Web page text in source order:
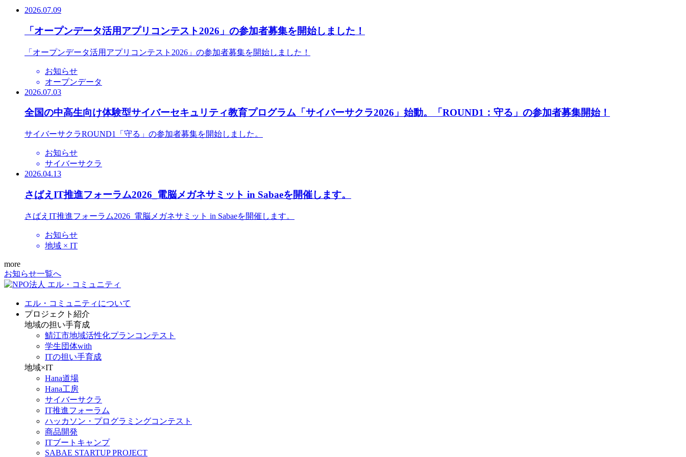
2026.07.09
「オープンデータ活用アプリコンテスト2026」の参加者募集を開始しました！
「オープンデータ活用アプリコンテスト2026」の参加者募集を開始しました！
お知らせ
オープンデータ
2026.07.03
全国の中高生向け体験型サイバーセキュリティ教育プログラム「サイバーサクラ2026」始動。「ROUND1：守る」の参加者募集開始！
サイバーサクラROUND1「守る」の参加者募集を開始しました。
お知らせ
サイバーサクラ
2026.04.13
さばえIT推進フォーラム2026_電脳メガネサミット in Sabaeを開催します。
さばえIT推進フォーラム2026_電脳メガネサミット in Sabaeを開催します。
お知らせ
地域 × IT
more
お知らせ一覧へ
エル・コミュニティについて
プロジェクト紹介
地域の担い手育成
鯖江市地域活性化プランコンテスト
学生団体with
ITの担い手育成
地域×IT
Hana道場
Hana工房
サイバーサクラ
IT推進フォーラム
ハッカソン・プログラミングコンテスト
商品開発
ITブートキャンプ
SABAE STARTUP PROJECT